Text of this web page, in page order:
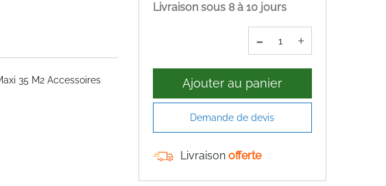
35 M2 Accessoires
Livraison sous 8 à 10 jours
- +
Ajouter au panier
Demande de devis
Livraison offerte